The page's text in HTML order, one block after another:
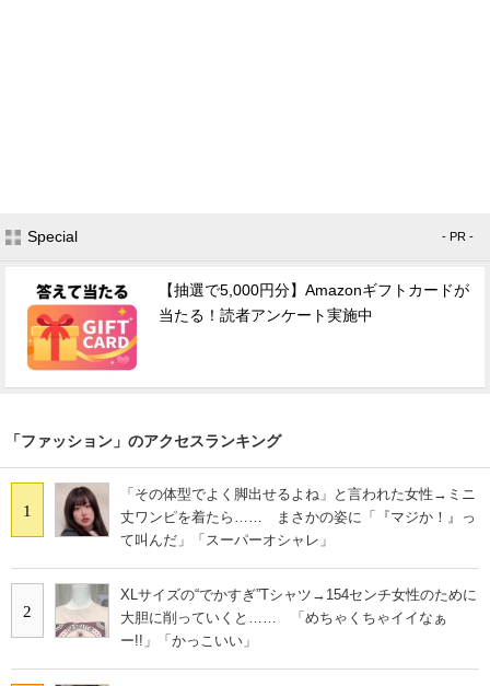
Special - PR -
【抽選で5,000円分】Amazonギフトカードが
当たる！読者アンケート実施中
「ファッション」のアクセスランキング
1
「その体型でよく脚出せるよね」と言われた女性→ミニ
丈ワンピを着たら…… まさかの姿に「『マジか！』っ
て叫んだ」「スーパーオシャレ」
2
XLサイズの“でかすぎ”Tシャツ→154センチ女性のために
大胆に削っていくと…… 「めちゃくちゃイイなぁ
ー!!」「かっこいい」